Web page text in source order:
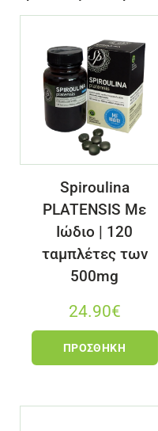
Spiroulina
PLATENSIS Με
Ιώδιο | 120
ταμπλέτες των
500mg
24.90€
ΠΡΟΣΘΉΚΗ